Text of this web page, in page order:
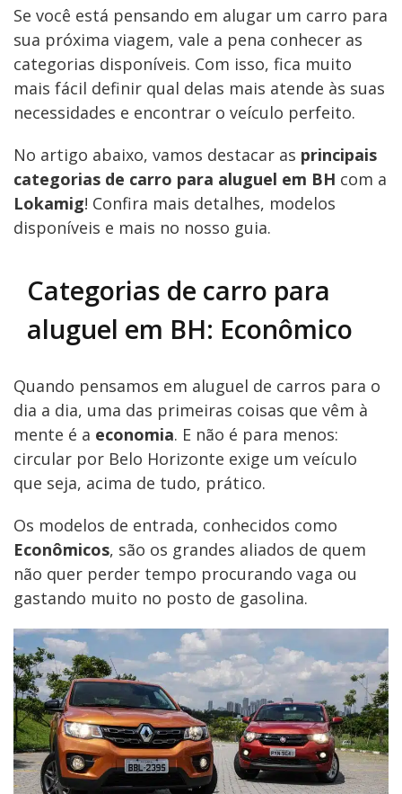
Se você está pensando em alugar um carro para
sua próxima viagem, vale a pena conhecer as
categorias disponíveis. Com isso, fica muito
mais fácil definir qual delas mais atende às suas
necessidades e encontrar o veículo perfeito.
No artigo abaixo, vamos destacar as principais
categorias de carro para aluguel em BH com a
Lokamig! Confira mais detalhes, modelos
disponíveis e mais no nosso guia.
Categorias de carro para
aluguel em BH: Econômico
Quando pensamos em aluguel de carros para o
dia a dia, uma das primeiras coisas que vêm à
mente é a economia. E não é para menos:
circular por Belo Horizonte exige um veículo
que seja, acima de tudo, prático.
Os modelos de entrada, conhecidos como
Econômicos, são os grandes aliados de quem
não quer perder tempo procurando vaga ou
gastando muito no posto de gasolina.